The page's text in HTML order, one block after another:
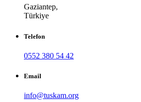
Gaziantep,
Türkiye
Telefon
0552 380 54 42
Email
info@tuskam.org